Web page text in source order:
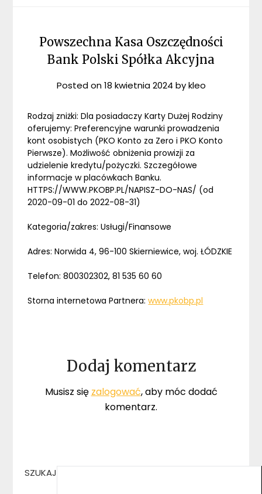
Powszechna Kasa Oszczędności
Bank Polski Spółka Akcyjna
Posted on18 kwietnia 2024 bykleo
Rodzaj zniżki: Dla posiadaczy Karty Dużej Rodziny
oferujemy: Preferencyjne warunki prowadzenia
kont osobistych (PKO Konto za Zero i PKO Konto
Pierwsze). Możliwość obniżenia prowizji za
udzielenie kredytu/pożyczki. Szczegółowe
informacje w placówkach Banku.
HTTPS://WWW.PKOBP.PL/NAPISZ-DO-NAS/ (od
2020-09-01 do 2022-08-31)
Kategoria/zakres: Usługi/Finansowe
Adres: Norwida 4, 96-100 Skierniewice, woj. ŁÓDZKIE
Telefon: 800302302, 81 535 60 60
Storna internetowa Partnera:www.pkobp.pl
Dodaj komentarz
Musisz się zalogować, aby móc dodać
komentarz.
SZUKAJ